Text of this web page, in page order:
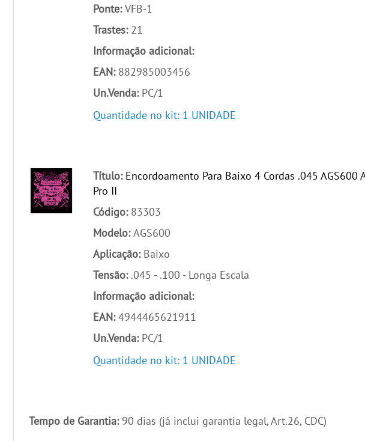
Ponte:VFB-1
Trastes: 21
Informação adicional:
EAN: 882985003456
Un.Venda: PC/1
Quantidade no kit: 1 UNIDADE
Título: Encordoamento Para Baixo 4 Cordas .045 AGS600
Pro II
Código: 83303
Modelo:AGS600
Aplicação: Baixo
Tensão: .045 - .100 - Longa Escala
Informação adicional:
EAN:4944465621911
Un.Venda: PC/1
Quantidade no kit: 1 UNIDADE
Tempo de Garantia: 90 dias (já inclui garantia legal, Art.26, CDC)